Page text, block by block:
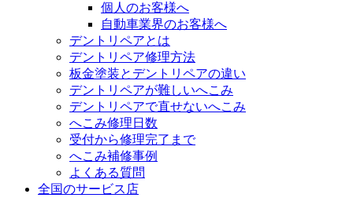
個人のお客様へ
自動車業界のお客様へ
デントリペアとは
デントリペア修理方法
板金塗装とデントリペアの違い
デントリペアが難しいへこみ
デントリペアで直せないへこみ
へこみ修理日数
受付から修理完了まで
へこみ補修事例
よくある質問
全国のサービス店